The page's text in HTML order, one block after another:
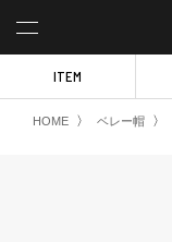
ITEM
HOME 〉 ベレー帽 〉